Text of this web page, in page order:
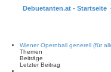
Debuetanten.at - Startseite
Wiener Opernball generell (für
Themen
Beiträge
Letzter Beitrag